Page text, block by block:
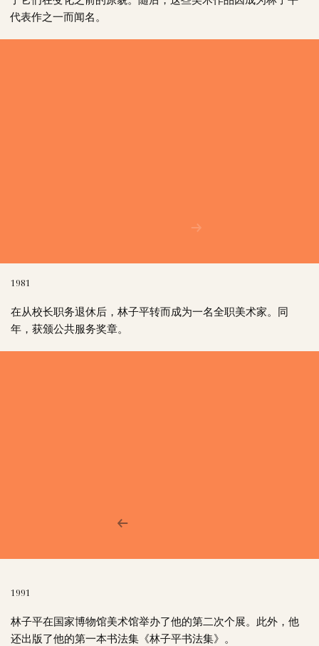
代表作之一而闻名。
1981
在从校长职务退休后，林子平转而成为一名全职美术家。同
年，获颁公共服务奖章。
1991
林子平在国家博物馆美术馆举办了他的第二次个展。此外，他
还出版了他的第一本书法集《林子平书法集》。